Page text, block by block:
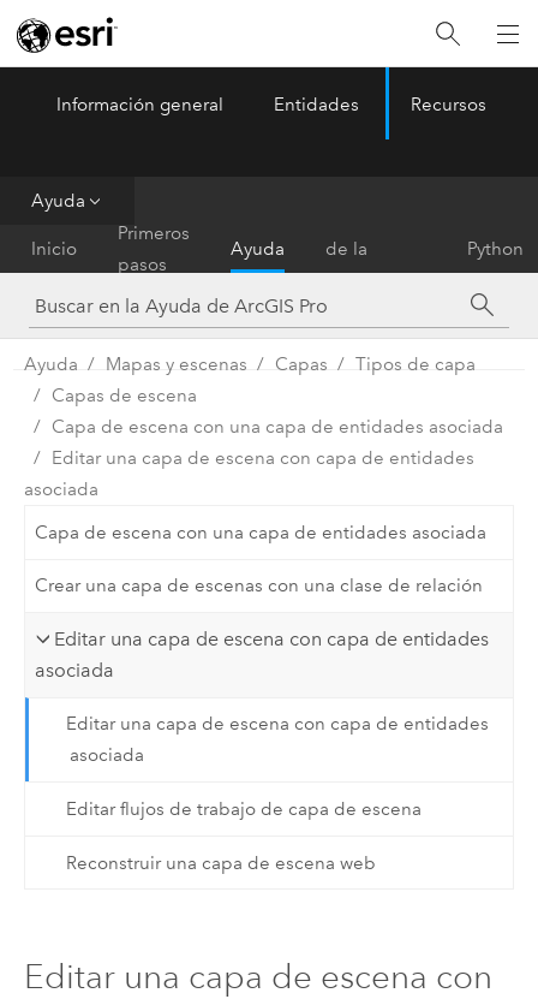
ArcGIS Pro Menu
Información general Entidades Recursos
Ayuda
Inicio
Primeros
pasos
Ayuda
de la
herramienta
Python
Ayuda Mapas y escenas Capas
Tipos de capa
Capas de escena
Capa de escena con una capa de entidades asociada
Editar una capa de escena con capa de entidades
asociada
Capa de escena con una capa de entidades asociada
Crear una capa de escenas con una clase de relación
Editar una capa de escena con capa de entidades
asociada
Editar una capa de escena con capa de entidades
asociada
Editar flujos de trabajo de capa de escena
Reconstruir una capa de escena web
Editar una capa de escena con